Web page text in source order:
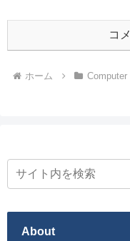
コ
ホーム Computer
About